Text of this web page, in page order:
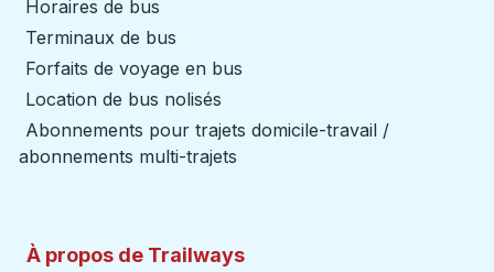
Horaires de bus
Terminaux de bus
Forfaits de voyage en bus
Location de bus nolisés
Abonnements pour trajets domicile-travail /
abonnements multi-trajets
À propos de Trailways